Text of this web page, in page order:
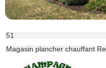
51
Magasin plancher chauffant